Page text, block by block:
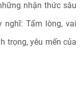
nhận thức sâu
nghĩ: Tấm lòng, vai
trọng, yêu mến của